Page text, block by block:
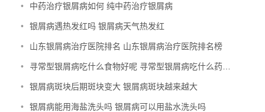
• 中药治疗银屑病如何 纯中药治疗银屑病
• 银屑病遇热发红吗 银屑病天气热发红
• 山东银屑病治疗医院排名 山东银屑病治疗医院排名榜
• 寻常型银屑病吃什么食物好呢 寻常型银屑病吃什么药效果好
• 银屑病斑块后期斑块变大 银屑病斑块越来越大
• 银屑病能用海盐洗头吗 银屑病可以用盐水洗头吗